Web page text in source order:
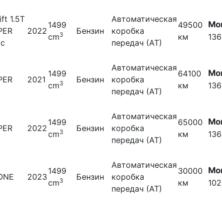
1.5T
2022
1499
cm3 Бензин
Автоматическая
коробка
передач (АТ)
49500
км
2021
1499
cm3 Бензин
Автоматическая
коробка
передач (АТ)
64100
км
2022
1499
cm3 Бензин
Автоматическая
коробка
передач (АТ)
65000
км
2023
1499
cm3 Бензин
Автоматическая
коробка
передач (АТ)
30000
км